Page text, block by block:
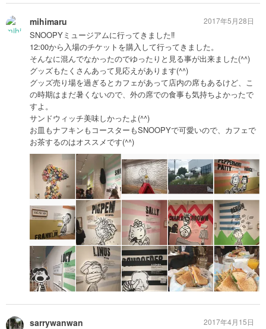
mihimaru
SNOOPYミュージアムに行ってきました‼️
12:00から入場のチケットを購入して行ってきました。
そんなに混んでなかったのでゆったりと見る事が出来ました(^^)
グッズもたくさんあって見応えがあります(^^)
グッズ売り場を過ぎるとカフェがあって店内の席もあるけど、こ
の時期はまだ暑くないので、外の席での食事も気持ちよかったで
すよ。
サンドウィッチ美味しかったよ(^^)
お皿もナフキンもコースターもSNOOPYで可愛いので、カフェで
お茶するのはオススメです(^^)
2017年5月28日
sarrywanwan 2017年4月15日